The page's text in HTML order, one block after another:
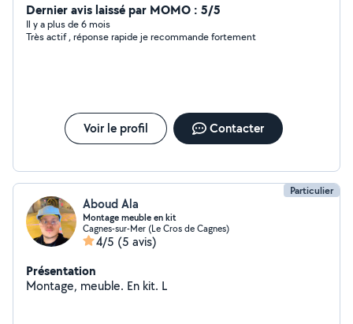
commerciaux Je vous propose de vous faire bénéficier
de mon expérience de dirigeant de PME
Dernier avis laissé par MOMO : 5/5
Il y a plus de 6 mois
Très actif , réponse rapide je recommande fortement
Voir le profil Contacter
Particulier
Aboud Ala
Montage meuble en kit
Cagnes-sur-Mer (Le Cros de Cagnes)
4/5 (5 avis)
Présentation
Montage, meuble. En kit. L